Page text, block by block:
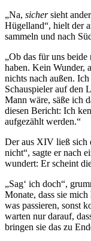
„Na, sichersieht
Hügelland“, hielt der
sammeln und nach
„Ob das für uns beide
haben. Kein Wunder,
nichts nach außen.
Schauspieler auf den
Mann wäre, säße ich
diesen Bericht: Ich
aufgezählt werden.“
Der aus XIV ließ sich
nicht“, sagte er nach
wundert: Er scheint
„Sag‘ ich doch“,
Monate, dass sie
was passieren, sonst
warten nur darauf,
bringen sie das zu